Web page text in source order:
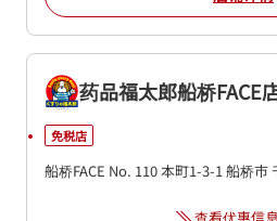
药品福太郎船桥FACE
免税店
船桥FACE No. 110本町1-3-1船桥市